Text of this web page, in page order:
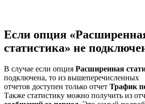
Если опция
статистика» не
В случае если опция Расширенная
подключена, то из вышеперечисленных
отчетов доступен только отчет Трафик
Также статистику можно получить из